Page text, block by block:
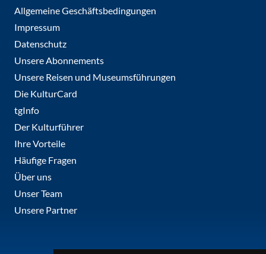
Allgemeine Geschäftsbedingungen
Impressum
Datenschutz
Unsere Abonnements
Unsere Reisen und Museumsführungen
Die KulturCard
tgInfo
Der Kulturführer
Ihre Vorteile
Häufige Fragen
Über uns
Unser Team
Unsere Partner